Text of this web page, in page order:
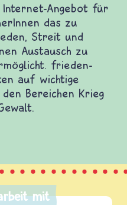
Angebot für
das zu
Streit und
Austausch zu
frieden-
auf wichtige
Bereichen Krieg
mit